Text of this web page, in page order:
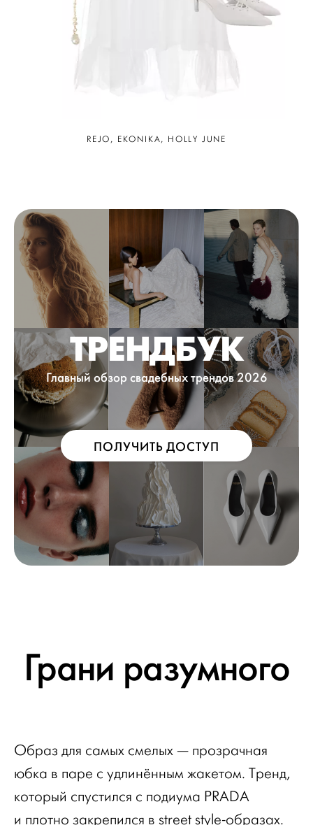
REJO, EKONIKA, HOLLY JUNE
ТРЕНДБУК
Главный обзор свадебных трендов 2026
ПОЛУЧИТЬ ДОСТУП
Грани разумного
Образ для самых смелых — прозрачная
юбка в паре с удлинённым жакетом. Тренд,
который спустился с подиума PRADA
и плотно закрепился в street style-образах.